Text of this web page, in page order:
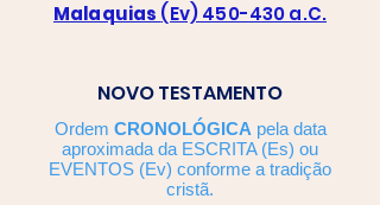
Malaquias (Ev) 450-430 a.C.
NOVO TESTAMENTO
Ordem CRONOLÓGICA pela data
aproximada da ESCRITA (Es) ou
EVENTOS (Ev) conforme a tradição
cristã.